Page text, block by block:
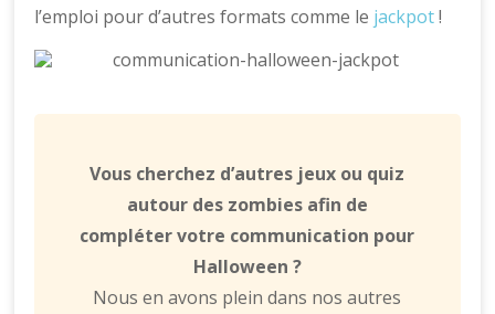
l’emploi pour d’autres formats comme le jackpot!
Vous cherchez d’autres jeux ou quiz
autour des zombies afin de
compléter votre communication pour
Halloween ?
Nous en avons plein dans nos autres